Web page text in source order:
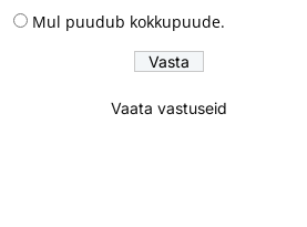
Mul puudub kokkupuude.
Vaata vastuseid